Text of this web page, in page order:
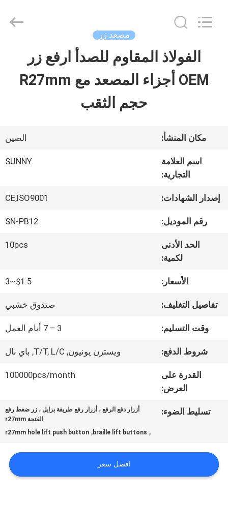
أشرطة
فيديو
معلومات
المعمل
مراقبة
الجودة
أخبار
SUNNY
مصعد زر
الفولاذ المقاوم للصدأ ارفع زر
OEM أجزاء المصعد مع R27mm
حجم الثقب
مكان المنشأ: الصين
اسم العلامة
التجارية:
SUNNY
إصدار الشهادات: CE,ISO9001
رقم الموديل: SN-PB12
الحد الأدنى
لكمية:
10pcs
الأسعار: $1.5~3
تفاصيل التغليف: صندوق خشبي
وقت التسليم: 3 – 7 أيام العمل
شروط الدفع: ويسترن يونيون, T/T, L/C, باي بال
القدرة على
العرض:
100000pcs/month
تسليط الضوء:
أزرار دفع الرفع ، أزرار رفع طريقة برايل ، زر ضغط رفع
الفتحة r27mm
,
braille lift buttons
,
r27mm hole lift push button
افضل سعر